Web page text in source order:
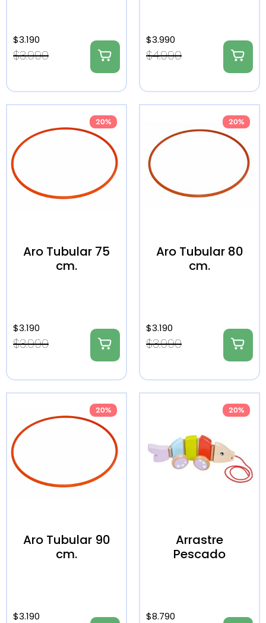
$3.990
$3.190
$4.990
$3.990
20%
Aro Tubular 75
cm.
$3.990
$3.190
20%
Aro Tubular 80
cm.
$3.990
$3.190
20%
Aro Tubular 90
cm.
$3.190
20%
Arrastre
Pescado
$8.790